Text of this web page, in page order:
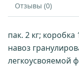
Отзывы (0)
пак. 2 кг; коробка
навоз
легкоусвояемой